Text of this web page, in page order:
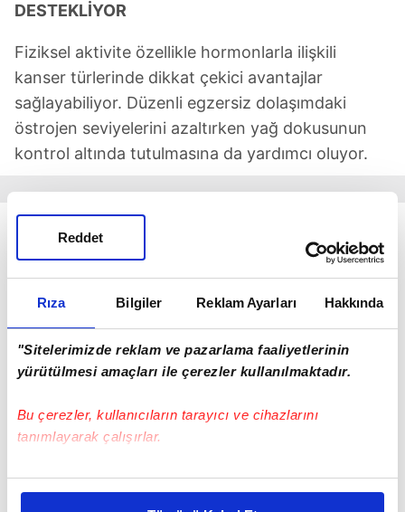
Rıza Bilgiler Reklam Ayarları Hakkında
"Sitelerimizde reklam ve pazarlama faaliyetlerinin
yürütülmesi amaçları ile çerezler kullanılmaktadır.
Bu çerezler, kullanıcıların tarayıcı ve cihazlarını
tanımlayarak çalışırlar.
Bu çerezlere izin vermeniz halinde sizlere özel
Reddet
DESTEKLİYOR
Fiziksel aktivite özellikle hormonlarla ilişkili
kanser türlerinde dikkat çekici avantajlar
sağlayabiliyor. Düzenli egzersiz dolaşımdaki
östrojen seviyelerini azaltırken yağ dokusunun
kontrol altında tutulmasına da yardımcı oluyor.